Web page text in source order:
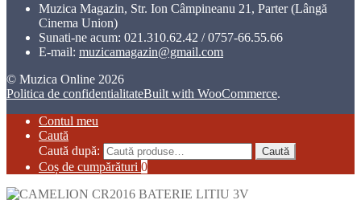
Muzica Magazin, Str. Ion Câmpineanu 21, Parter (Lângă
Cinema Union)
Sunati-ne acum: 021.310.62.42 / 0757-66.55.66
E-mail: muzicamagazin@gmail.com
© Muzica Online 2026
Politica de confidentialitateBuilt with WooCommerce.
Contul meu
Caută
Caută după:
Caută
Coș de cumpărături 0